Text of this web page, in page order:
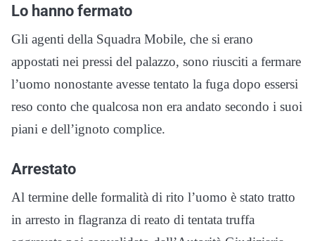
Lo hanno fermato
Gli agenti della Squadra Mobile, che si erano
appostati nei pressi del palazzo, sono riusciti a fermare
l’uomo nonostante avesse tentato la fuga dopo essersi
reso conto che qualcosa non era andato secondo i suoi
piani e dell’ignoto complice.
Arrestato
Al termine delle formalità di rito l’uomo è stato tratto
in arresto in flagranza di reato di tentata truffa